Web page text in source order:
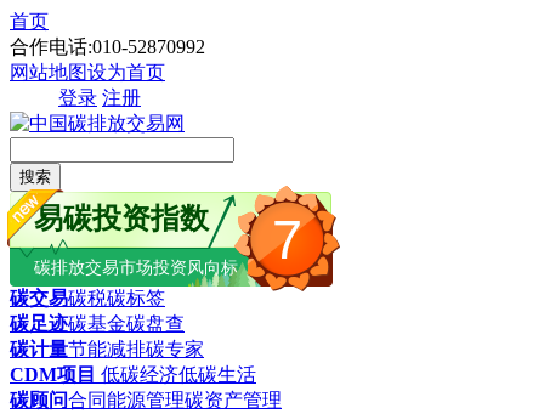
首页
合作电话:010-52870992
网站地图设为首页
登录 注册
搜索
7
易碳投资指数
碳排放交易市场投资风向标
碳交易碳税碳标签
碳足迹碳基金碳盘查
碳计量节能减排碳专家
CDM项目 低碳经济低碳生活
碳顾问合同能源管理碳资产管理